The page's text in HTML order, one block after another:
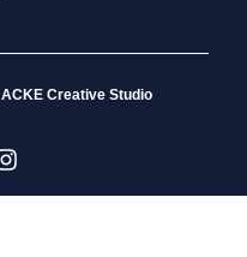
ACKE Creative Studio